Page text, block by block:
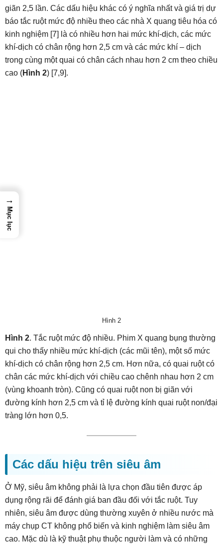
giãn 2,5 lần. Các dấu hiệu khác có ý nghĩa nhất và giá trị dự
báo tắc ruột mức độ nhiều theo các nhà X quang tiêu hóa có
kinh nghiệm [7] là có nhiều hơn hai mức khí-dịch, các mức
khí-dịch có chân rộng hơn 2,5 cm và các mức khí – dịch
trong cùng một quai có chân cách nhau hơn 2 cm theo chiều
cao (Hình 2) [7,9].
Hình 2
Hình 2. Tắc ruột mức độ nhiều. Phim X quang bụng thường
qui cho thấy nhiều mức khí-dịch (các mũi tên), một số mức
khí-dịch có chân rộng hơn 2,5 cm. Hơn nữa, có quai ruột có
chân các mức khí-dịch với chiều cao chênh nhau hơn 2 cm
(vùng khoanh tròn). Cũng có quai ruột non bị giãn với
đường kính hơn 2,5 cm và tỉ lệ đường kính quai ruột non/đại
tràng lớn hơn 0,5.
Các dấu hiệu trên siêu âm
Ở Mỹ, siêu âm không phải là lựa chọn đầu tiên được áp
dụng rộng rãi để đánh giá ban đầu đối với tắc ruột. Tuy
nhiên, siêu âm được dùng thường xuyên ở nhiều nước mà
máy chụp CT không phổ biến và kinh nghiệm làm siêu âm
cao. Mặc dù là kỹ thuật phụ thuộc người làm và có những
→
Mục lục